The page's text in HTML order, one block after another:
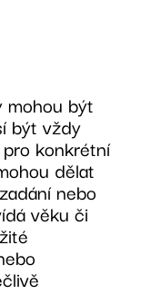
mohou být
být vždy
konkrétní
dělat
nebo
věku či